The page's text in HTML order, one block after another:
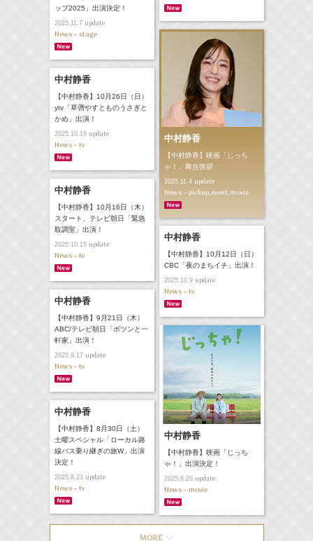
ップ2025」出演決定！
2025.11.7update
News - stage
中村静香
【中村静香】映画「じっち
ゃ！」舞台挨拶
2025.11.4update
News - pickup,event,movie
中村静香
【中村静香】10月26日（日）
ytv「草彅やすとものうさぎと
かめ」出演！
2025.10.19update
News - tv
中村静香
【中村静香】10月16日（木）
スタート、テレビ朝日「緊急
取調室」出演！
2025.10.15update
News - tv
中村静香
【中村静香】10月12日（日）
CBC「夜のまちイチ」出演！
2025.10.9update
News - tv
中村静香
【中村静香】9月21日（木）
ABC/テレビ朝日「ポツンと一
軒家」出演！
2025.9.17update
News - tv
中村静香
【中村静香】映画「じっち
ゃ！」出演決定！
2025.8.26update
News - movie
中村静香
【中村静香】8月30日（土）
土曜スペシャル「ローカル路
線バス乗り継ぎの旅W」出演
決定！
2025.8.23update
News - tv